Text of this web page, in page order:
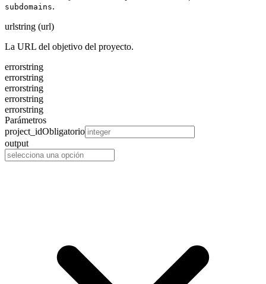
subdomains.
urlstring (url)
La URL del objetivo del proyecto.
errorstring
errorstring
errorstring
errorstring
errorstring
Parámetros
project_idObligatorio
output